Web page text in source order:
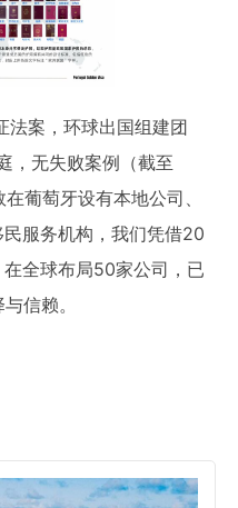
法案，环球出国组建团
，无失败案例（截至
葡萄牙设有本地公司、
服务机构，我们凭借20
全球布局50家公司，已
信赖。